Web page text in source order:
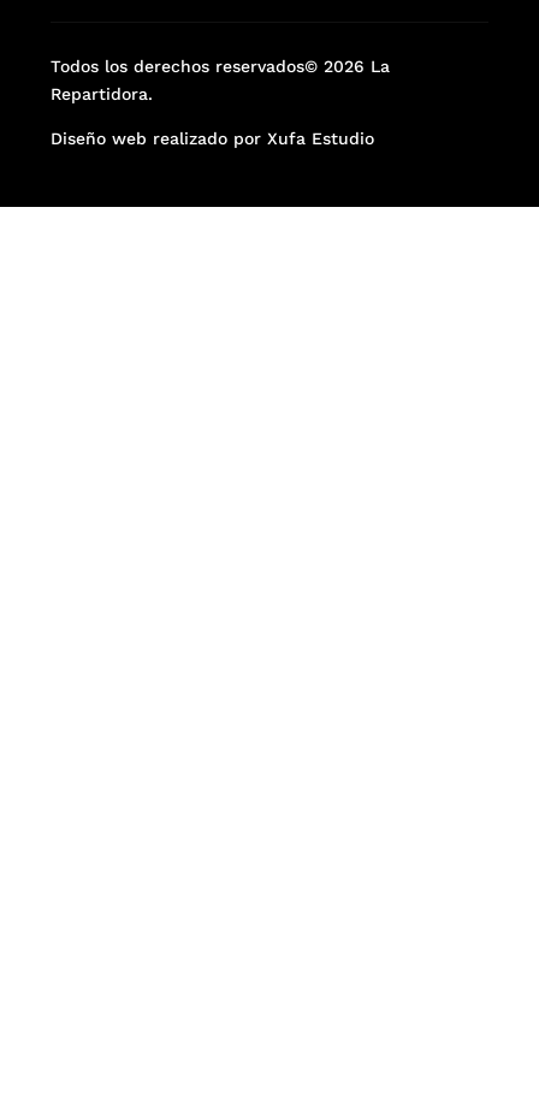
Todos los derechos reservados© 2026 La
Repartidora.
Diseño web realizado por Xufa Estudio